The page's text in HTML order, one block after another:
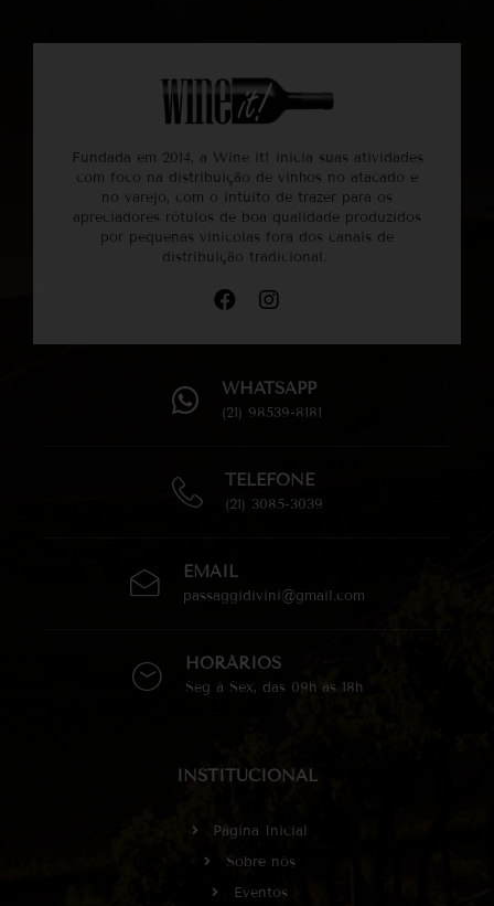
Fundada em 2014, a Wine it! inicia suas atividades
com foco na distribuição de vinhos no atacado e
no varejo, com o intuito de trazer para os
apreciadores rótulos de boa qualidade produzidos
por pequenas vinícolas fora dos canais de
distribuição tradicional.
WHATSAPP
(21) 98539-8181
TELEFONE
(21) 3085-3039
EMAIL
passaggidivini@gmail.com
HORÁRIOS
Seg à Sex, das 09h às 18h
INSTITUCIONAL
Página Inicial
Sobre nós
Eventos